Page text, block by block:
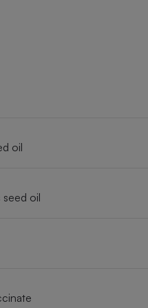
oil
seed oil